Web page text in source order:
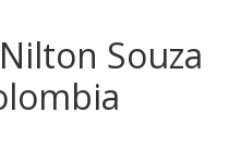
Souza